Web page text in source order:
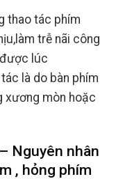
thao tác phím
trễ nãi công
lúc
là do bàn phím
xương mòn hoặc
Nguyên nhân
, hỏng phím